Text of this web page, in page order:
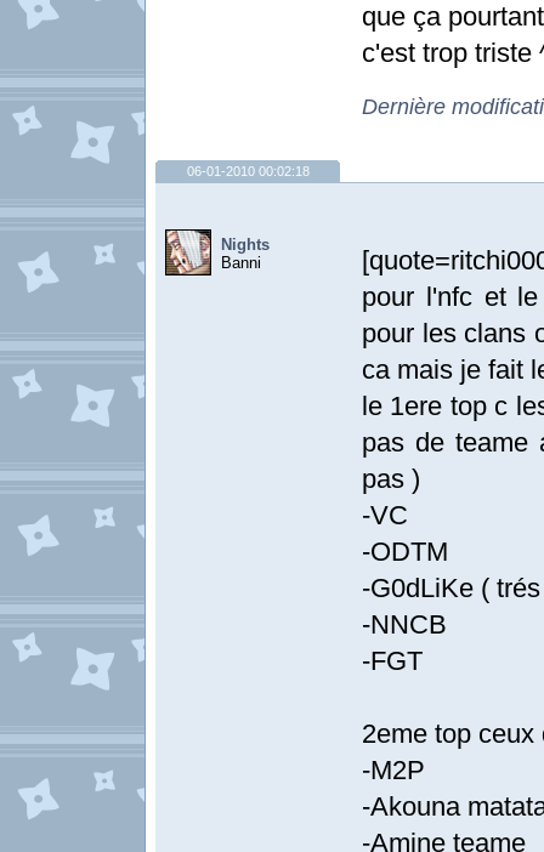
que ça
c'est trop triste
Dernière
06-01-2010 00:02:18
Nights
Banni
pour l'nfc et
pour les clans
ca mais je fait
le 1ere top c
pas de teame
pas )
-VC
-ODTM
-G0dLiKe (
-NNCB
-FGT
2eme top
-M2P
-Akouna
-Amine teame